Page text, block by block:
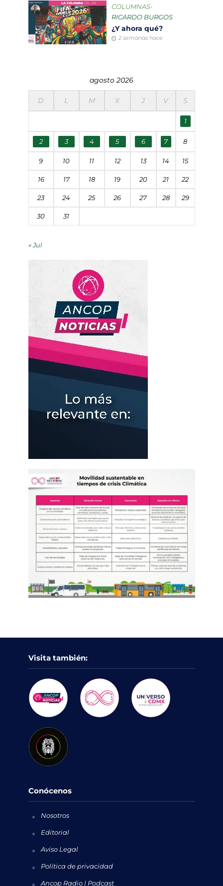
COLUMNAS•
RICARDO BURGOS
¿Y ahora qué?
2 semanas hace
agosto 2026
D L M X J V S
1
2 3 4 5 6 7 8
9 10 11 12 13 14 15
16 17 18 19 20 21 22
23 24 25 26 27 28 29
30 31
« Jul
Visita también:
Conócenos
Nosotros
Editorial
Aviso Legal
Política de privacidad
Ancop Radio | Podcast